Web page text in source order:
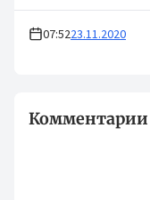
07:5223.11.2020
Комментарии